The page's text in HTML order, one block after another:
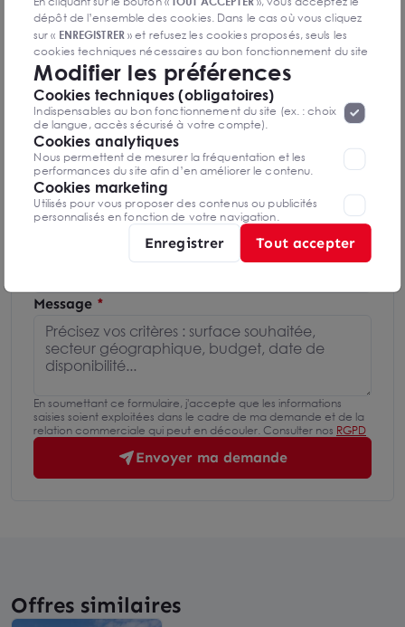
06 50 94 77 82
Mettre en favoris
Nom Prénom
Email
Message
En soumettant ce formulaire, j'accepte que les informations
saisies soient exploitées dans le cadre de ma demande et de la
relation commerciale qui peut en découler. Consulter nos RGPD
Envoyer ma demande
Offres similaires
dépôt de l’ensemble des cookies. Dans le cas où vous cliquez
sur « ENREGISTRER» et refusez les cookies proposés, seuls les
cookies techniques nécessaires au bon fonctionnement du site
seront déposés. Pour plus d’informations, vous pouvez consulter
la page«Protection des données à caractère
personnel ».Lorsque vous naviguez sur notre site internet, il
peut être amenée à déposer des cookies. Vous avez la
possibilité de désactiver les cookies, ces réglages ne seront
valables que sur le navigateur que vous utilisez actuellement
Modifier les préférences
Cookies techniques (obligatoires)
Indispensables au bon fonctionnement du site (ex. : choix
de langue, accès sécurisé à votre compte).
Cookies analytiques
Nous permettent de mesurer la fréquentation et les
performances du site afin d’en améliorer le contenu.
Cookies marketing
Utilisés pour vous proposer des contenus ou publicités
personnalisés en fonction de votre navigation.
Enregistrer Tout accepter